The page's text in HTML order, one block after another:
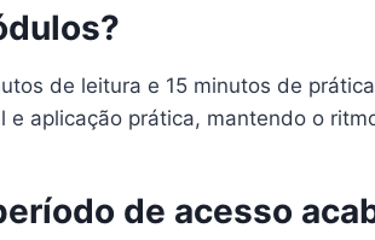
de leitura e 15 minutos de
aplicação prática, mantendo o
de acesso